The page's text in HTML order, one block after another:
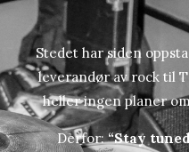
Stedet har siden
leverandør av rock til
heller ingen planer
Derfor:“Stay